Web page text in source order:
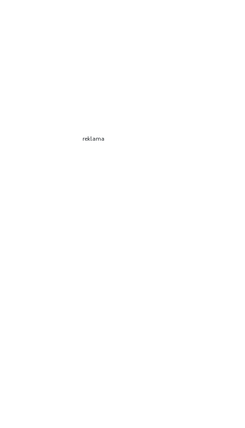
reklama